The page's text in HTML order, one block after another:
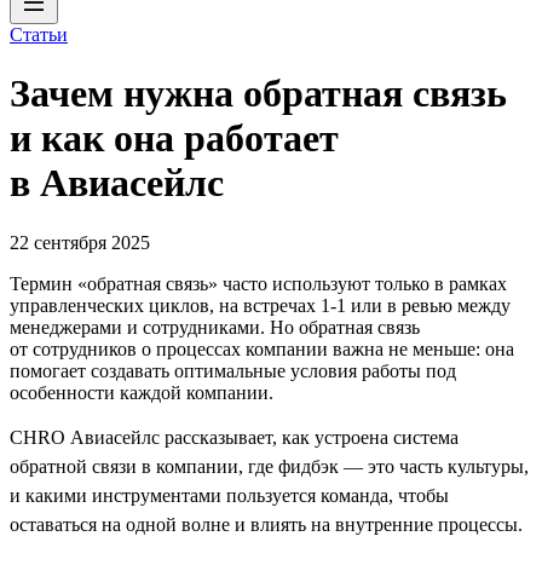
Статьи
Зачем нужна обратная связь
и как она работает
в Авиасейлс
22 сентября 2025
Термин «обратная связь» часто используют только в рамках
управленческих циклов, на встречах 1-1 или в ревью между
менеджерами и сотрудниками. Но обратная связь
от сотрудников о процессах компании важна не меньше: она
помогает создавать оптимальные условия работы под
особенности каждой компании.
CHRO Авиасейлс рассказывает, как устроена система
обратной связи в компании, где фидбэк — это часть культуры,
и какими инструментами пользуется команда, чтобы
оставаться на одной волне и влиять на внутренние процессы.